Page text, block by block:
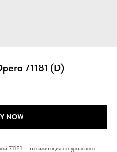
71181 (D)
NOW
71181 – это имитация натурального